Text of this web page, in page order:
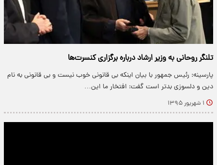
تلنگر روحانی به وزیر ارشاد درباره برگزاری کنسرت‌ها
پارسینه: رئیس جمهور با بیان اینکه بی قانونی خوب نیست و بی قانونی به نام
دین و دلسوزی بدتر است گفت: افتخار ما این…
۱ شهریور ۱۳۹۵